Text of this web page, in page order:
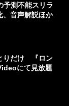
予測不能スリラ
、音声解説ほか
りだけ 『ロン
にて見放題